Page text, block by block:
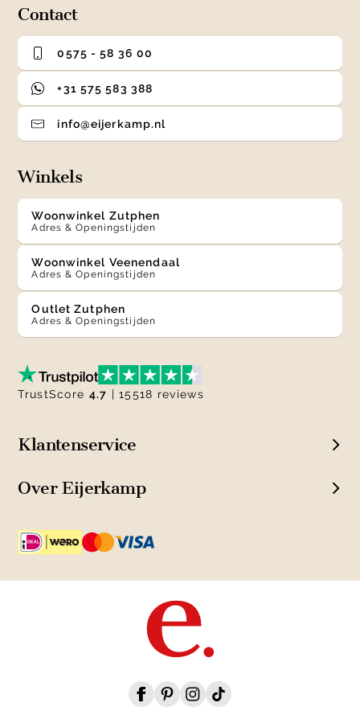
Contact
0575 - 58 36 00
+31 575 583 388
info@eijerkamp.nl
Winkels
Woonwinkel Zutphen
Adres & Openingstijden
Woonwinkel Veenendaal
Adres & Openingstijden
Outlet Zutphen
Adres & Openingstijden
Klantenservice
Over Eijerkamp
TrustScore 4.7 | 15518 reviews